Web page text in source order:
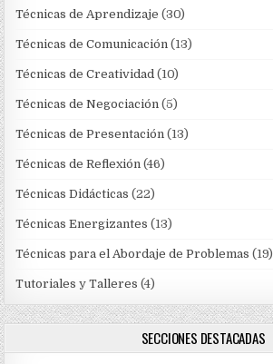
Técnicas de Aprendizaje (30)
Técnicas de Comunicación (13)
Técnicas de Creatividad (10)
Técnicas de Negociación (5)
Técnicas de Presentación (13)
Técnicas de Reflexión (46)
Técnicas Didácticas (22)
Técnicas Energizantes (13)
Técnicas para el Abordaje de Problemas (19)
Tutoriales y Talleres (4)
SECCIONES DESTACADAS